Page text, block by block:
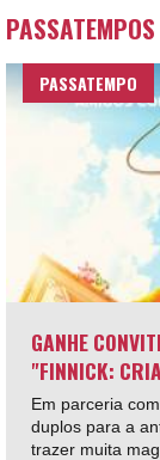
PASSATEMPOS
PASSATEMPO
GANHE
"FINNICK:
Em parceria
duplos para a
trazer muita